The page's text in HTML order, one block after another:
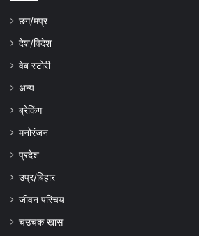
छग/मप्र
देश/विदेश
वेब स्टोरी
अन्य
ब्रेकिंग
मनोरंजन
प्रदेश
उप्र/बिहार
जीवन परिचय
चउचक खास